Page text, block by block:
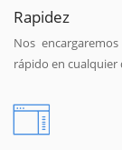
Rapidez
Nos
rápido en